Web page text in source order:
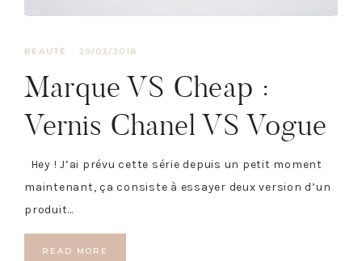
BEAUTÉ · 29/03/2018
Marque VS Cheap :
Vernis Chanel VS Vogue
Hey ! J’ai prévu cette série depuis un petit moment
maintenant, ça consiste à essayer deux version d’un
produit…
READ MORE